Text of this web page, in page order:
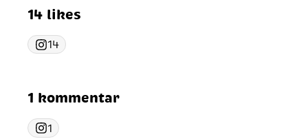
14 likes
14
1 kommentar
1